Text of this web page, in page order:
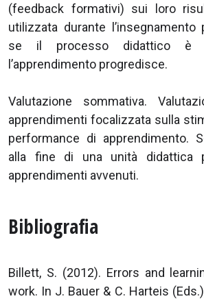
(feedback formativi) sui loro
utilizzata durante l’insegnamento
se il processo didattico è
l’apprendimento progredisce.
Valutazione sommativa.
apprendimenti focalizzata sulla
performance di apprendimento.
alla fine di una unità didattica
apprendimenti avvenuti.
Bibliografia
Billett, S. (2012). Errors and
work. In J. Bauer & C. Harteis